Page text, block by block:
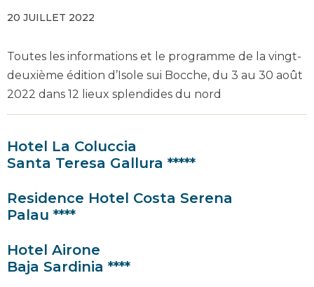
20 JUILLET 2022
Toutes les informations et le programme de la vingt-
deuxième édition d’Isole sui Bocche, du 3 au 30 août
2022 dans 12 lieux splendides du nord
Hotel La Coluccia
Santa Teresa Gallura *****
Residence Hotel Costa Serena
Palau ****
Hotel Airone
Baja Sardinia ****